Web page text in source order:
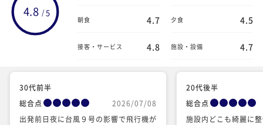
4.8 /5
朝食 4.7 夕食 4.5
接客・サービス 4.8 施設・設備 4.7
30代前半
総合点
2026/07/08
出発前日夜に台風９号の影響で飛行機が
20代後半
総合点
施設内どこも綺麗に